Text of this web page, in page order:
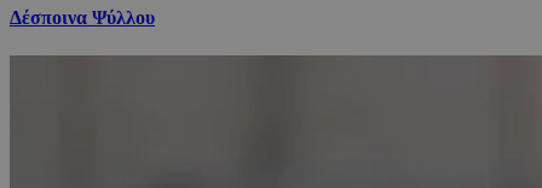
Δέσποινα Ψύλλου